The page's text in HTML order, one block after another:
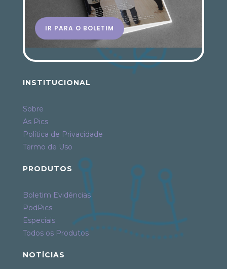
IR PARA O BOLETIM
INSTITUCIONAL
Sobre
As Pics
Política de Privacidade
Termo de Uso
PRODUTOS
Boletim Evidências
PodPics
Especiais
Todos os Produtos
NOTÍCIAS